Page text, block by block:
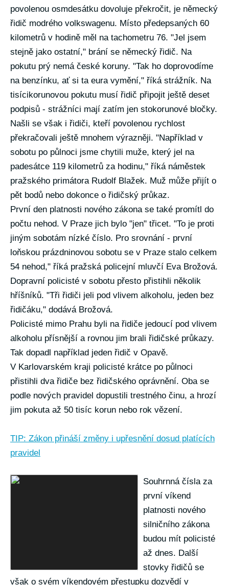
povolenou osmdesátku dovoluje překročit, je německý
řidič modrého volkswagenu. Místo předepsaných 60
kilometrů v hodině měl na tachometru 76. "Jel jsem
stejně jako ostatní," brání se německý řidič. Na
pokutu prý nemá české koruny. "Tak ho doprovodíme
na benzínku, ať si ta eura vymění," říká strážník. Na
tisícikorunovou pokutu musí řidič připojit ještě deset
podpisů - strážníci mají zatím jen stokorunové bločky.
Našli se však i řidiči, kteří povolenou rychlost
překračovali ještě mnohem výrazněji. "Například v
sobotu po půlnoci jsme chytili muže, který jel na
padesátce 119 kilometrů za hodinu," říká náměstek
pražského primátora Rudolf Blažek. Muž může přijít o
pět bodů nebo dokonce o řidičský průkaz.
První den platnosti nového zákona se také promítl do
počtu nehod. V Praze jich bylo "jen" třicet. "To je proti
jiným sobotám nízké číslo. Pro srovnání - první
loňskou prázdninovou sobotu se v Praze stalo celkem
54 nehod," říká pražská policejní mluvčí Eva Brožová.
Dopravní policisté v sobotu přesto přistihli několik
hříšníků. "Tři řidiči jeli pod vlivem alkoholu, jeden bez
řidičáku," dodává Brožová.
Policisté mimo Prahu byli na řidiče jedoucí pod vlivem
alkoholu přísnější a rovnou jim brali řidičské průkazy.
Tak dopadl například jeden řidič v Opavě.
V Karlovarském kraji policisté krátce po půlnoci
přistihli dva řidiče bez řidičského oprávnění. Oba se
podle nových pravidel dopustili trestného činu, a hrozí
jim pokuta až 50 tisíc korun nebo rok vězení.
TIP: Zákon přináší změny i upřesnění dosud platících
pravidel
Souhrnná čísla za
první víkend
platnosti nového
silničního zákona
budou mít policisté
až dnes. Další
stovky řidičů se
však o svém víkendovém přestupku dozvědí v